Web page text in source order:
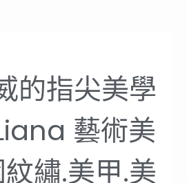
的指尖美學
藝術美
繡.美甲.美